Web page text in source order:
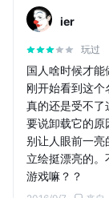
这游戏真药丸啊！
现在一区是陌
然而不太建议
心的话绝对会失
ier
玩过
国人啥时候才能
刚开始看到这
真的还是受不了
要说卸载它的原
别让人眼前一亮
立绘挺漂亮的
游戏嘛？？